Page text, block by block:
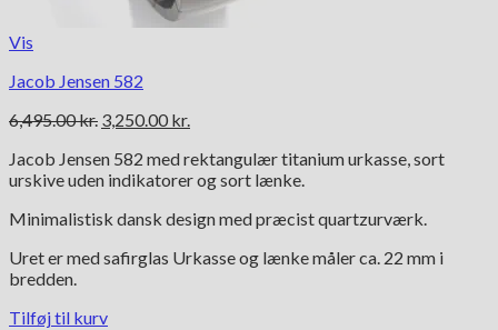
Vis
Jacob Jensen 582
6,495.00kr. Den
pris
var:
3,250.00 kr.
pris
er:
Jacob Jensen 582 med rektangulær titanium urkasse, sort
urskive uden indikatorer og sort lænke.
Minimalistisk dansk design med præcist quartzurværk.
Uret er med safirglas Urkasse og lænke måler ca. 22 mm i
bredden.
Tilføj til kurv